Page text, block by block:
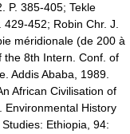
P. 385-405; Tekle
429-452; Robin Chr. J.
méridionale (de 200 à
the 8th Intern. Conf. of
Addis Ababa, 1989.
African Civilisation of
Environmental History
Ethiopia, 94: